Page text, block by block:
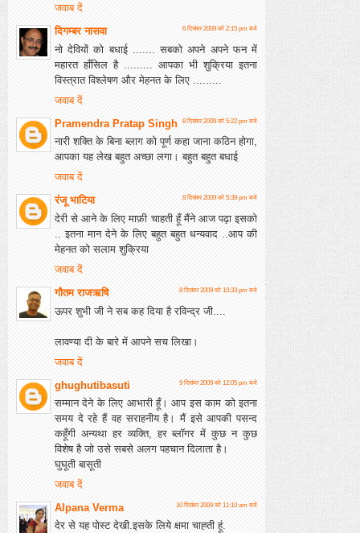
जवाब दें
दिगम्बर नासवा
6 दिसंबर 2009 को 2:15 pm बजे
नो देवियों को बधाई ....... सबको अपने अपने फन में
महारत हाँसिल है ......... आपका भी शुक्रिया इतना
विस्त्रात विश्लेषण और मेहनत के लिए .........
जवाब दें
Pramendra Pratap Singh
8 दिसंबर 2009 को 5:22 pm बजे
नारी शक्ति के बिना ब्‍लाग को पूर्ण कहा जाना कठिन होगा,
आपका यह लेख बहुत अच्‍छा लगा। बहुत बहुत बधाई
जवाब दें
रंजू भाटिया
8 दिसंबर 2009 को 5:39 pm बजे
देरी से आने के लिए माफ़ी चाहती हूँ मैंने आज पढ़ा इसको
.. इतना मान देने के लिए बहुत बहुत धन्यवाद ..आप की
मेहनत को सलाम शुक्रिया
जवाब दें
गौतम राजऋषि
8 दिसंबर 2009 को 10:33 pm बजे
ऊपर शुभी जी ने सब कह दिया है रविन्द्र जी....
लावण्या दी के बारे में आपने सच लिखा।
जवाब दें
ghughutibasuti
9 दिसंबर 2009 को 12:05 pm बजे
सम्मान देने के लिए आभारी हूँ। आप इस काम को इतना
समय दे रहे हैं वह सराहनीय है। मैं इसे आपकी पसन्द
कहूँगी अन्यथा हर व्यक्ति, हर ब्लॉगर में कुछ न कुछ
विशेष है जो उसे सबसे अलग पहचान दिलाता है।
घुघूती बासूती
जवाब दें
Alpana Verma
10 दिसंबर 2009 को 11:10 am बजे
देर से यह पोस्ट देखी.इसके लिये क्षमा चाह्ती हूं.